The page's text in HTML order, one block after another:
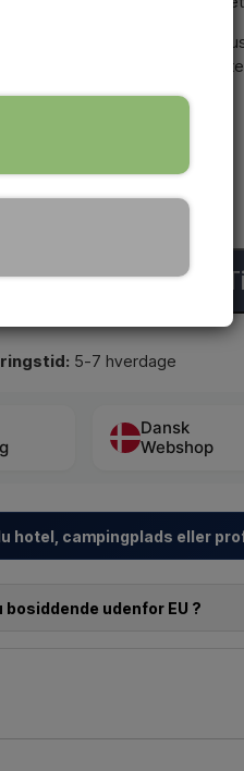
Fucile udendørs bruser i
mixer, håndbruser, 6 cm
af
+
5-7 hverdage
Dansk
Webshop
hotel, campingplads eller
bosiddende udenfor EU ?